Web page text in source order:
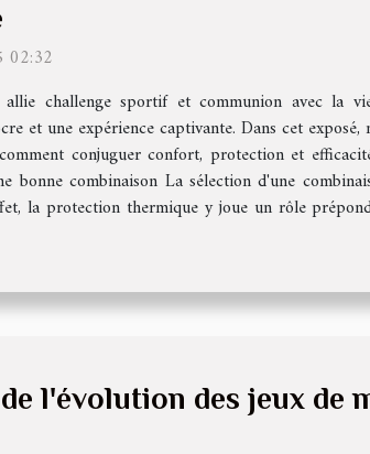
02:32
allie challenge sportif et communion avec la
et une expérience captivante. Dans cet
conjuguer confort, protection et
bonne combinaison La sélection d'une
la protection thermique y joue un rôle
l'évolution des jeux de